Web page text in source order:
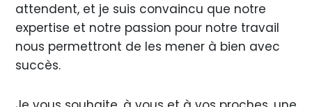
attendent, et je suis convaincu que notre
expertise et notre passion pour notre travail
nous permettront de les mener à bien avec
succès.